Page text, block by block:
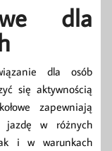
dla
dla osób
się aktywnością
zapewniają
jazdę w różnych
i w warunkach